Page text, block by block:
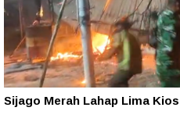
Sijago Merah Lahap Lima